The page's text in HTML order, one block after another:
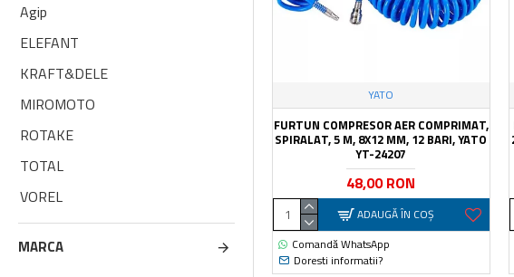
Agip
ELEFANT
KRAFT&DELE
MIROMOTO
ROTAKE
TOTAL
VOREL
YATO
MARCA
YATO
FURTUN COMPRESOR AER COMPRIMAT,
SPIRALAT, 5 M, 8X12 MM, 12 BARI, YATO
YT-24207
48,00 RON
ADAUGĂ ÎN COŞ
Comandă WhatsApp
Doresti informatii?